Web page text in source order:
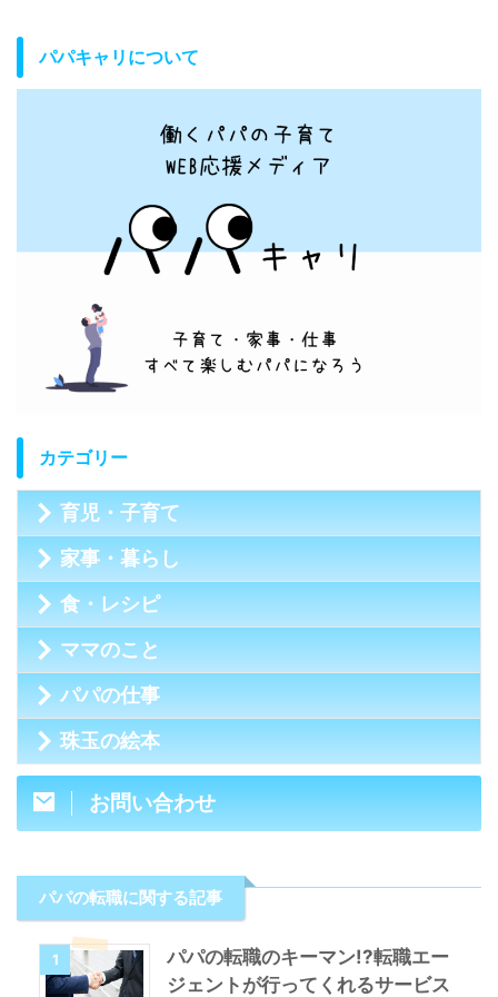
パパキャリについて
カテゴリー
育児・子育て
家事・暮らし
食・レシピ
ママのこと
パパの仕事
珠玉の絵本
お問い合わせ
パパの転職に関する記事
1
パパの転職のキーマン!?転職エー
ジェントが行ってくれるサービス